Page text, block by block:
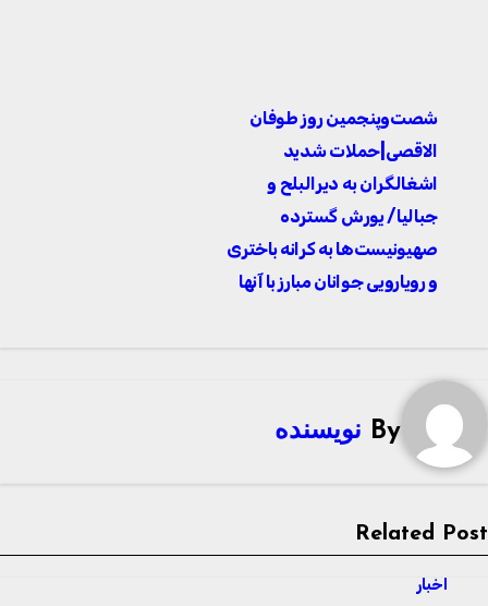
نوشته
شصت‌وپنجمین روز طوفان
الاقصی|حملات شدید
اشغالگران به دیرالبلح و
جبالیا/ یورش گسترده
صهیونیست‌ها به کرانه باختری
و رویارویی جوانان مبارز با آنها
By نویسنده
Related Post
اخبار